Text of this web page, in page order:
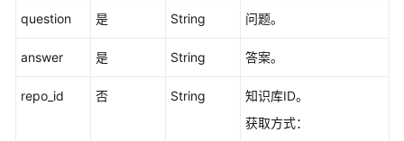
结
化
question 是 String 问题。
answer 是 String 答案。
repo_id 否 String
知识库ID。
获取方式：